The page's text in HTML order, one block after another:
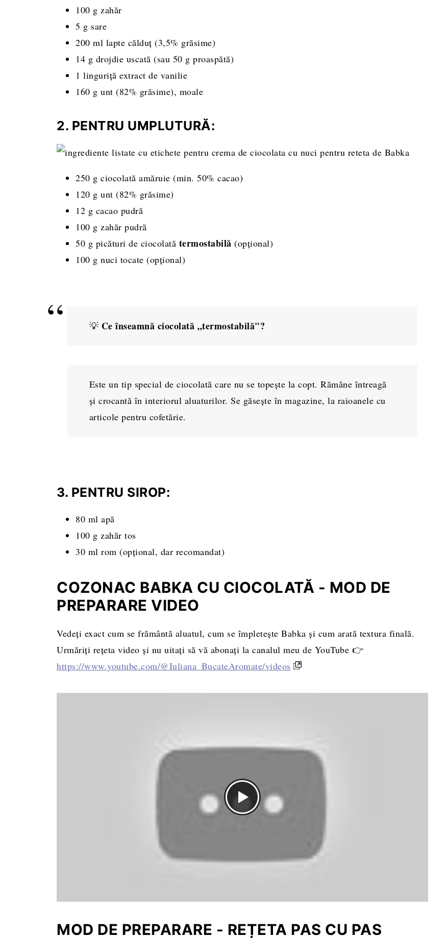
100 g zahăr
5 g sare
200 ml lapte călduț (3,5% grăsime)
14 g drojdie uscată (sau 50 g proaspătă)
1 linguriță extract de vanilie
160 g unt (82% grăsime), moale
2. PENTRU UMPLUTURĂ:
250 g ciocolată amăruie (min. 50% cacao)
120 g unt (82% grăsime)
12 g cacao pudră
100 g zahăr pudră
50 g picături de ciocolată termostabilă (opțional)
100 g nuci tocate (opțional)
💡 Ce înseamnă ciocolată „termostabilă"?
Este un tip special de ciocolată care nu se topește la copt. Rămâne întreagă
și crocantă în interiorul aluaturilor. Se găsește în magazine, la raioanele cu
articole pentru cofetărie.
3. PENTRU SIROP:
80 ml apă
100 g zahăr tos
30 ml rom (opțional, dar recomandat)
COZONAC BABKA CU CIOCOLATĂ - MOD DE
PREPARARE VIDEO
Vedeți exact cum se frământă aluatul, cum se împletește Babka și cum arată textura finală.
Urmăriți rețeta video și nu uitați să vă abonați la canalul meu de YouTube 👉
https://www.youtube.com/@Iuliana_BucateAromate/videos
MOD DE PREPARARE - REȚETA PAS CU PAS